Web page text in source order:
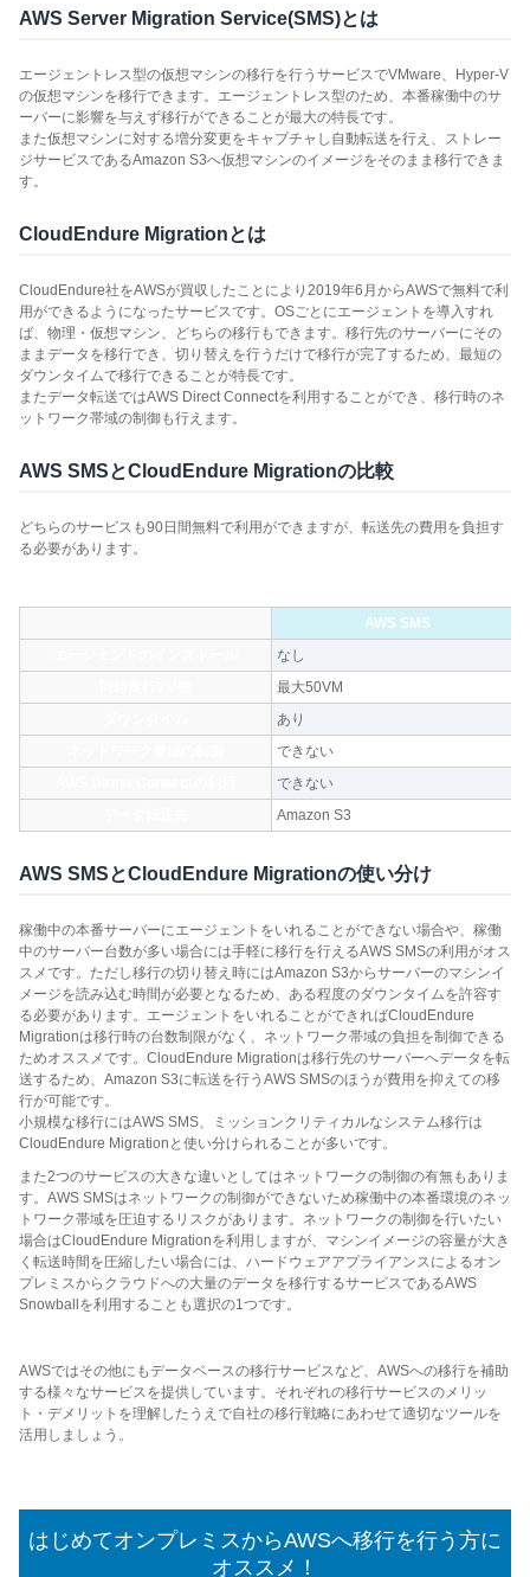
AWS Server Migration Service(SMS)とは
エージェントレス型の仮想マシンの移行を行うサービスでVMware、Hyper-V
の仮想マシンを移行できます。エージェントレス型のため、本番稼働中のサ
ーバーに影響を与えず移行ができることが最大の特長です。
また仮想マシンに対する増分変更をキャプチャし自動転送を行え、ストレー
ジサービスであるAmazon S3へ仮想マシンのイメージをそのまま移行できま
す。
CloudEndure Migrationとは
CloudEndure社をAWSが買収したことにより2019年6月からAWSで無料で利
用ができるようになったサービスです。OSごとにエージェントを導入すれ
ば、物理・仮想マシン、どちらの移行もできます。移行先のサーバーにその
ままデータを移行でき、切り替えを行うだけで移行が完了するため、最短の
ダウンタイムで移行できることが特長です。
またデータ転送ではAWS Direct Connectを利用することができ、移行時のネ
ットワーク帯域の制御も行えます。
AWS SMSとCloudEndure Migrationの比較
どちらのサービスも90日間無料で利用ができますが、転送先の費用を負担す
る必要があります。
AWS SMS
なし
最大50VM
あり
できない
できない
Amazon S3
AWS SMSとCloudEndure Migrationの使い分け
稼働中の本番サーバーにエージェントをいれることができない場合や、稼働
中のサーバー台数が多い場合には手軽に移行を行えるAWS SMSの利用がオス
スメです。ただし移行の切り替え時にはAmazon S3からサーバーのマシンイ
メージを読み込む時間が必要となるため、ある程度のダウンタイムを許容す
る必要があります。エージェントをいれることができればCloudEndure
Migrationは移行時の台数制限がなく、ネットワーク帯域の負担を制御できる
ためオススメです。CloudEndure Migrationは移行先のサーバーへデータを転
送するため、Amazon S3に転送を行うAWS SMSのほうが費用を抑えての移
行が可能です。
小規模な移行にはAWS SMS、ミッションクリティカルなシステム移行は
CloudEndure Migrationと使い分けられることが多いです。
また2つのサービスの大きな違いとしてはネットワークの制御の有無もありま
す。AWS SMSはネットワークの制御ができないため稼働中の本番環境のネッ
トワーク帯域を圧迫するリスクがあります。ネットワークの制御を行いたい
場合はCloudEndure Migrationを利用しますが、マシンイメージの容量が大き
く転送時間を圧縮したい場合には、ハードウェアアプライアンスによるオン
プレミスからクラウドへの大量のデータを移行するサービスであるAWS
Snowballを利用することも選択の1つです。
AWSではその他にもデータベースの移行サービスなど、AWSへの移行を補助
する様々なサービスを提供しています。それぞれの移行サービスのメリッ
ト・デメリットを理解したうえで自社の移行戦略にあわせて適切なツールを
活用しましょう。
はじめてオンプレミスからAWSへ移行を行う方に
オススメ！